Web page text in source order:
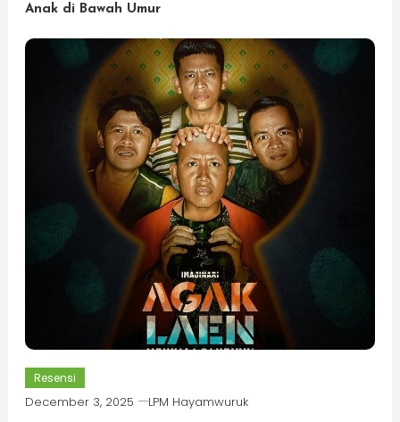
Anak di Bawah Umur
Resensi
December 3, 2025 LPM Hayamwuruk